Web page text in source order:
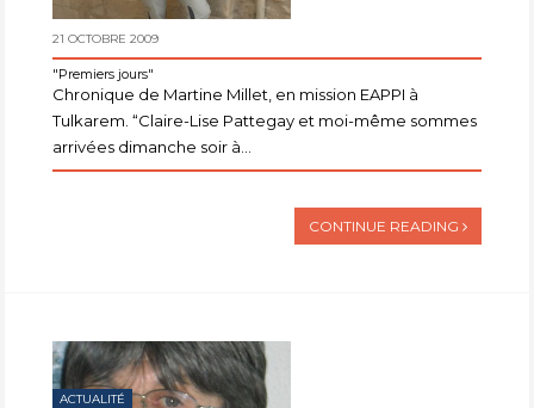
21 OCTOBRE 2009
"Premiers jours"
Chronique de Martine Millet, en mission EAPPI à
Tulkarem. “Claire-Lise Pattegay et moi-même sommes
arrivées dimanche soir à...
CONTINUE READING
ACTUALITÉ